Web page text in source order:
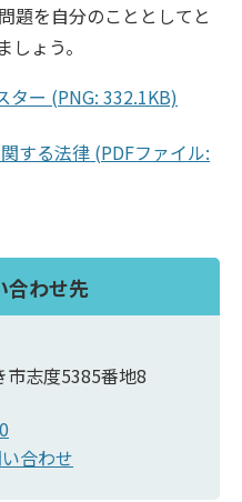
題を自分のこととしてと
ょう。
ター (PNG: 332.1KB)
する法律 (PDFファイル:
合わせ先
志度5385番地8
合わせ